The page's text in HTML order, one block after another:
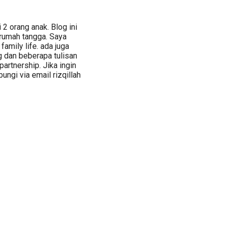
orang anak. Blog ini
tangga. Saya
life. ada juga
dan beberapa tulisan
Jika ingin
via email rizqillah